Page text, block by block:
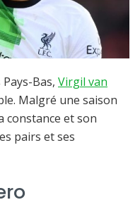
Bas, Virgil van
Malgré une saison
constance et son
pairs et ses